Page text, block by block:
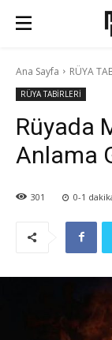
Ana Sayfa RÜYA
RÜYA TABİRLERİ
Rüyada
Anlama
301 0-1